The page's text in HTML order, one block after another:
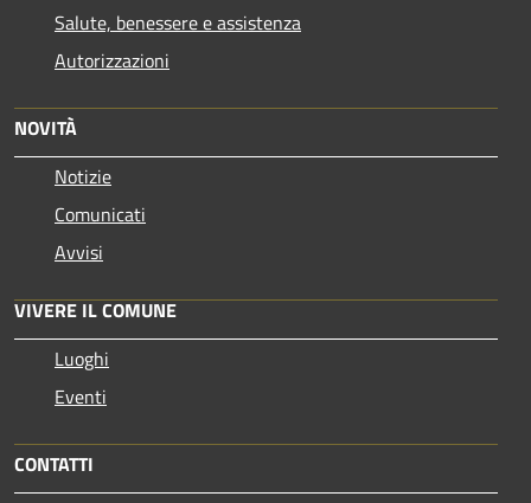
Salute, benessere e assistenza
Autorizzazioni
NOVITÀ
Notizie
Comunicati
Avvisi
VIVERE IL COMUNE
Luoghi
Eventi
CONTATTI